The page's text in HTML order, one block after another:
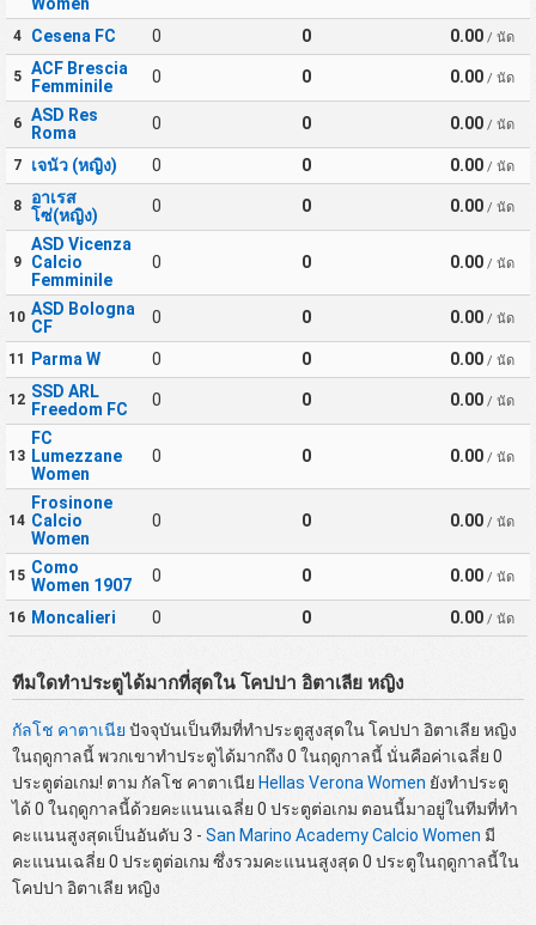
4 Cesena FC 0 0 0.00 / นัด
5
ACF Brescia
Femminile
0 0 0.00 / นัด
6
ASD Res
Roma
0 0 0.00 / นัด
7 เจนัว (หญิง) 0 0 0.00 / นัด
8
อาเรส
โซ่(หญิง)
0 0 0.00 / นัด
9
ASD Vicenza
Calcio
Femminile
0 0 0.00 / นัด
10 ASD Bologna
CF
0 0 0.00 / นัด
11 Parma W 0 0 0.00 / นัด
12 SSD ARL
Freedom FC
0 0 0.00 / นัด
13
FC
Lumezzane
Women
0 0 0.00 / นัด
14
Frosinone
Calcio
Women
0 0 0.00 / นัด
15 Como
Women 1907
0 0 0.00 / นัด
16 Moncalieri 0 0 0.00 / นัด
ทีมใดทำประตูได้มากที่สุดใน โคปปา อิตาเลีย หญิง
กัลโช คาตาเนีย ปัจจุบันเป็นทีมที่ทำประตูสูงสุดใน โคปปา อิตาเลีย หญิง
ในฤดูกาลนี้ พวกเขาทำประตูได้มากถึง 0 ในฤดูกาลนี้ นั่นคือค่าเฉลี่ย 0
ประตูต่อเกม! ตาม กัลโช คาตาเนีย Hellas Verona Women ยังทำประตู
ได้ 0 ในฤดูกาลนี้ด้วยคะแนนเฉลี่ย 0 ประตูต่อเกม ตอนนี้มาอยู่ในทีมที่ทำ
คะแนนสูงสุดเป็นอันดับ 3 - San Marino Academy Calcio Women มี
คะแนนเฉลี่ย 0 ประตูต่อเกม ซึ่งรวมคะแนนสูงสุด 0 ประตูในฤดูกาลนี้ใน
โคปปา อิตาเลีย หญิง